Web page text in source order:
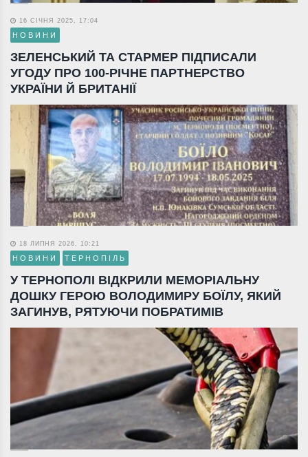
16 СІЧНЯ 2025, 17:04
НОВИНИ
ЗЕЛЕНСЬКИЙ ТА СТАРМЕР ПІДПИСАЛИ
УГОДУ ПРО 100-РІЧНЕ ПАРТНЕРСТВО
УКРАЇНИ Й БРИТАНІЇ
18 ЛИПНЯ 2026, 10:21
НОВИНИ ТЕРНОПІЛЬ
У ТЕРНОПОЛІ ВІДКРИЛИ МЕМОРІАЛЬНУ
ДОШКУ ГЕРОЮ ВОЛОДИМИРУ БОЇЛУ, ЯКИЙ
ЗАГИНУВ, РЯТУЮЧИ ПОБРАТИМІВ